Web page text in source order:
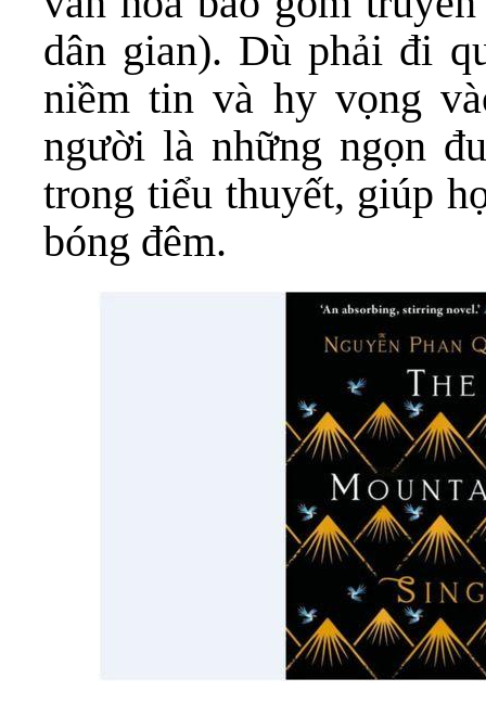
dân gian). Dù phải đi
niềm tin và hy vọng
người là những ngọn
trong tiểu thuyết, giúp
bóng đêm.